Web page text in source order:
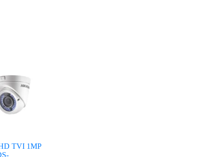
TVI 1MP